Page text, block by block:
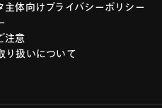
主体向けプライバシーポリシー
注意
り扱いについて